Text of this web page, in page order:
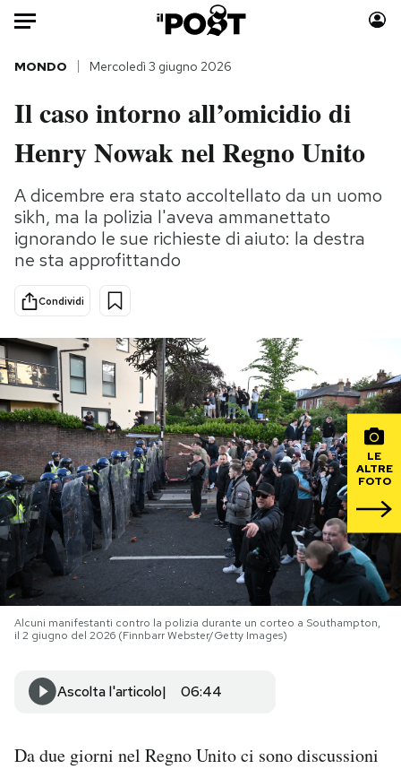
Auto
HOME
Italia
Politica
Tecnologia
Cultura
Sport
Moda
Consumismi
Storie/Idee
Mondiali calcio 2026
PODCAST
NEWSLETTER
I MIEI PREFERITI
MONDO Mercoledì 3 giugno 2026
Il caso intorno all’omicidio di
Henry Nowak nel Regno Unito
A dicembre era stato accoltellato da un uomo
sikh, ma la polizia l'aveva ammanettato
ignorando le sue richieste di aiuto: la destra
ne sta approfittando
Condividi
LE
ALTRE
FOTO
Alcuni manifestanti contro la polizia durante un corteo a Southampton,
il 2 giugno del 2026 (Finnbarr Webster/Getty Images)
Ascolta l'articolo 06:44
Da due giorni nel Regno Unito ci sono discussioni